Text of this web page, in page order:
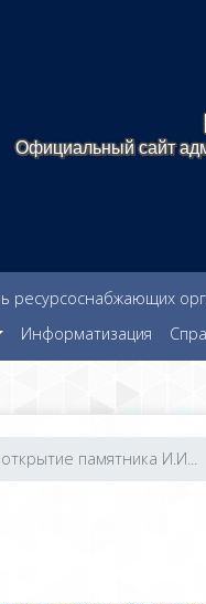
Официальный сайт
ресурсоснабжающих
Информатизация
открытие памятника И.И...